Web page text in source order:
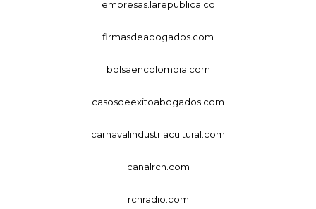
empresas.larepublica.co
firmasdeabogados.com
bolsaencolombia.com
casosdeexitoabogados.com
carnavalindustriacultural.com
canalrcn.com
rcnradio.com